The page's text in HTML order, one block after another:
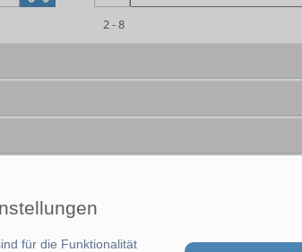
für die Funktionalität
2 - 8